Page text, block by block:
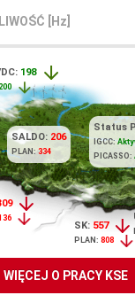
[Hz]
198
SK: 557
PLAN:808
SALDO: 206
PLAN:334
Status
IGCC:
PICASSO:
WIĘCEJ O PRACY KSE